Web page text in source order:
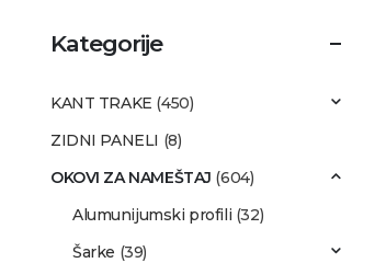
Kategorije
KANT TRAKE (450)
ZIDNI PANELI (8)
OKOVI ZA NAMEŠTAJ (604)
Alumunijumski profili (32)
Šarke (39)